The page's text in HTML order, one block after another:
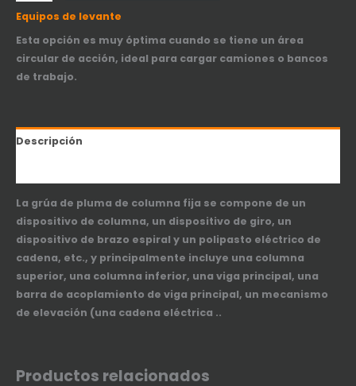
Equipos de levante
Esta opción es muy óptima cuando se tiene un área
circular de acción, ideal para cargar camiones o bancos
de trabajo.
Descripción
La grúa de pluma de columna fija se compone de un
dispositivo de columna, un dispositivo de giro, un
dispositivo de brazo espiral y un polipasto eléctrico de
cadena, etc., y principalmente incluye una columna
superior, una columna inferior, una viga principal, una
barra de acoplamiento de viga principal, un mecanismo
de elevación (una cadena eléctrica ..
Productos relacionados